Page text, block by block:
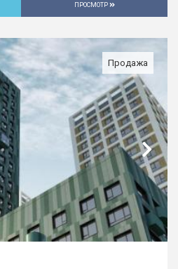
ПРОСМОТР
Продажа